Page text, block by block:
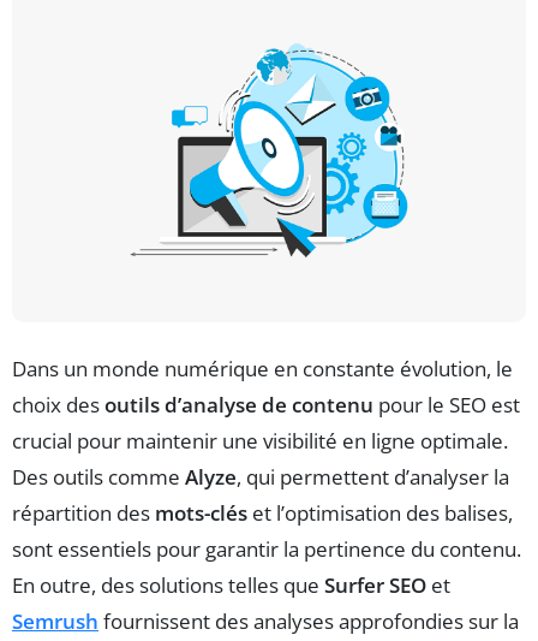
Dans un monde numérique en constante évolution, le
choix desoutils d’analyse de contenu pour le SEO est
crucial pour maintenir une visibilité en ligne optimale.
Des outils comme Alyze, qui permettent d’analyser la
répartition des mots-clés et l’optimisation des balises,
sont essentiels pour garantir la pertinence du contenu.
En outre, des solutions telles que Surfer SEO et
Semrush fournissent des analyses approfondies sur la